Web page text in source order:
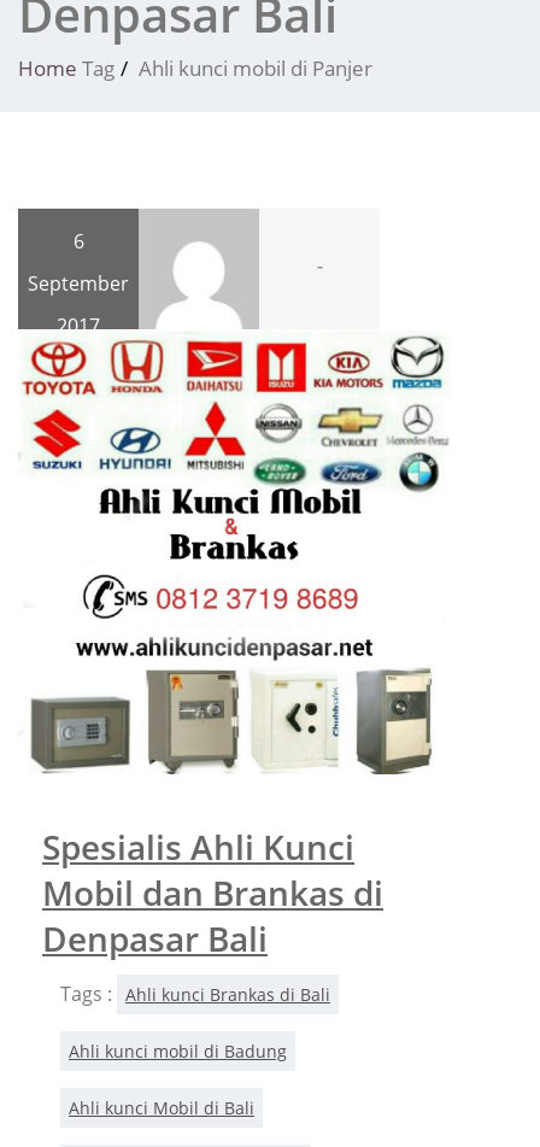
Denpasar Bali
Home Tag Ahli kunci mobil di Panjer
6
September
2017
-
Spesialis Ahli Kunci
Mobil dan Brankas di
Denpasar Bali
Tags : Ahli kunci Brankas di Bali
Ahli kunci mobil di Badung
Ahli kunci Mobil di Bali